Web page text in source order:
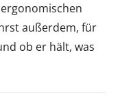
außerdem, für
ob er hält, was